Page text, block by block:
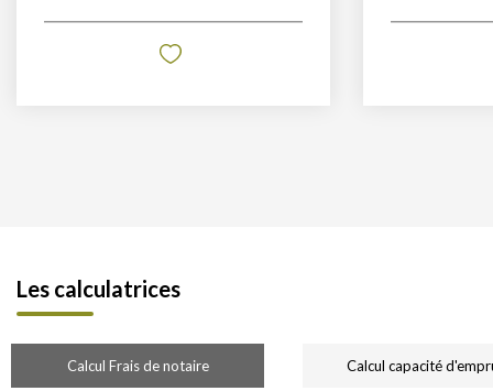
Les calculatrices
Calcul Frais de notaire Calcul capacité